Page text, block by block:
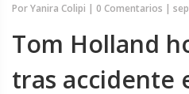
PorYanira Colipi | 0 Comentarios |
Tom Holland
tras accidente